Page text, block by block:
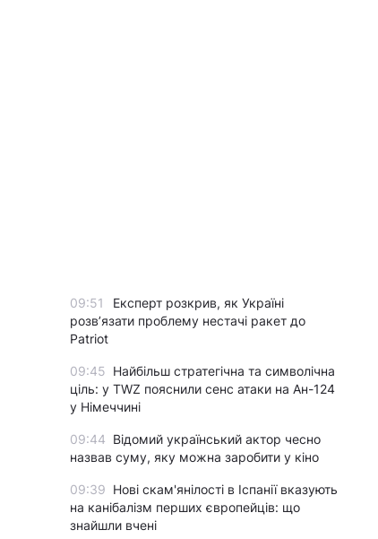
09:51
Експерт розкрив, як Україні
розвʼязати проблему нестачі ракет до
Patriot
09:45 Найбільш стратегічна та символічна
ціль: у TWZ пояснили сенс атаки на Ан-124
у Німеччині
09:44 Відомий український актор чесно
назвав суму, яку можна заробити у кіно
09:39 Нові скам'янілості в Іспанії вказують
на канібалізм перших європейців: що
знайшли вчені